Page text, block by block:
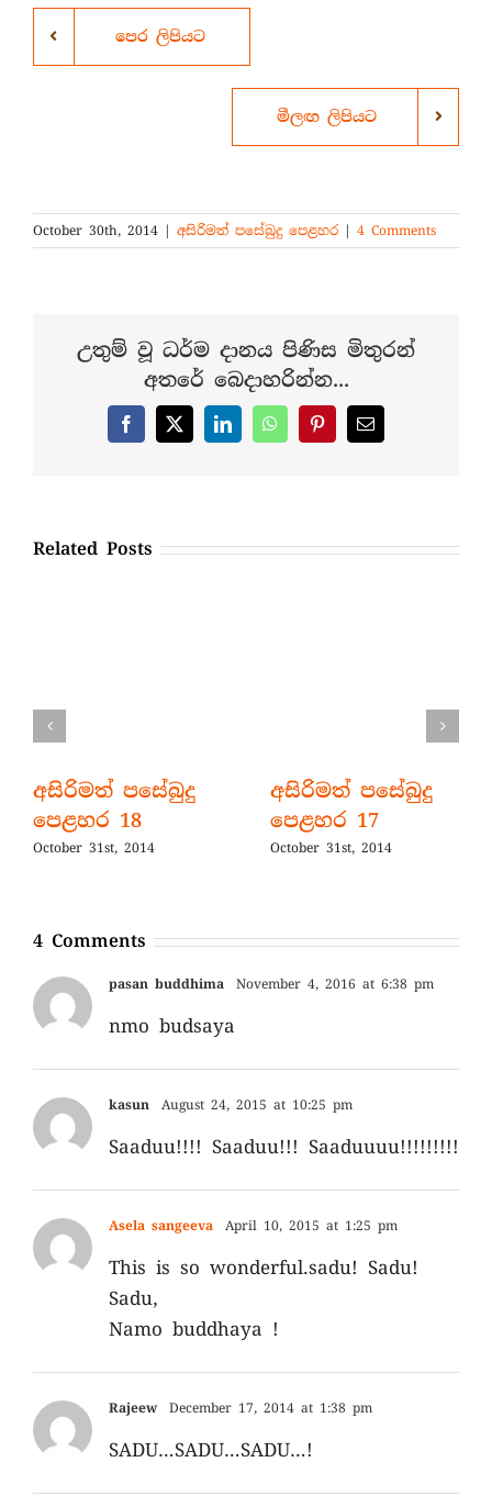
පෙර ලිපියට
මීලඟ ලිපියට
October 30th, 2014 | අසිරිමත් පසේබුදු පෙළහර | 4 Comments
උතුම් වූ ධර්ම දානය පිණිස මිතුරන්
අතරේ බෙදාහරින්න...
Facebook
X LinkedInWhatsAppPinterestEmail
Related Posts
අසිරිමත් පසේබුදු
පෙළහර 18
October 31st, 2014
අසිරිමත් පසේබුදු
පෙළහර 17
October 31st, 2014
4 Comments
pasan buddhima November 4, 2016 at 6:38 pm
nmo budsaya
kasun August 24, 2015 at 10:25 pm
Saaduu!!!! Saaduu!!! Saaduuuu!!!!!!!!!
Asela sangeeva April 10, 2015 at 1:25 pm
This is so wonderful.sadu! Sadu!
Sadu,
Namo buddhaya !
Rajeew December 17, 2014 at 1:38 pm
SADU…SADU…SADU…!